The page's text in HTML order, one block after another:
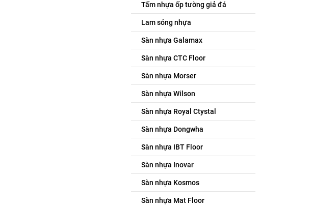
Tấm nhựa ốp tường giả đá
Lam sóng nhựa
Sàn nhựa Galamax
Sàn nhựa CTC Floor
Sàn nhựa Morser
Sàn nhựa Wilson
Sàn nhựa Royal Ctystal
Sàn nhựa Dongwha
Sàn nhựa IBT Floor
Sàn nhựa Inovar
Sàn nhựa Kosmos
Sàn nhựa Mat Floor